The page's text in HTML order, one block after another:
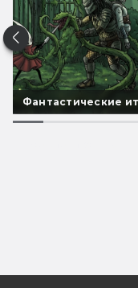
Фантастические